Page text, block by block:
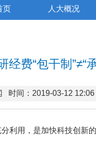
页 人大概况
经费“包干制”≠“
时间：2019-03-12 12:06
利用，是加快科技创新